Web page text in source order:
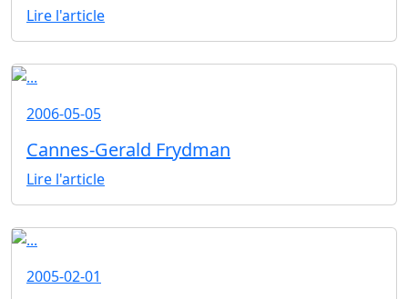
Lire l'article
2006-05-05
Cannes-Gerald Frydman
Lire l'article
2005-02-01